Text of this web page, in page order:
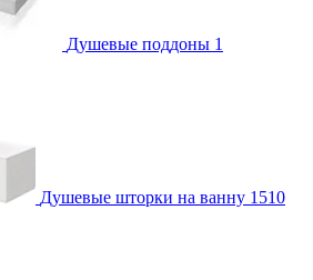
Душевые поддоны 1
Душевые шторки на ванну 1510